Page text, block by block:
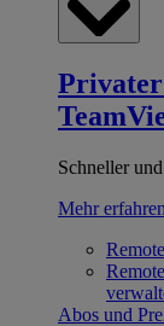
Schneller
Mehr erfahren
Abos und